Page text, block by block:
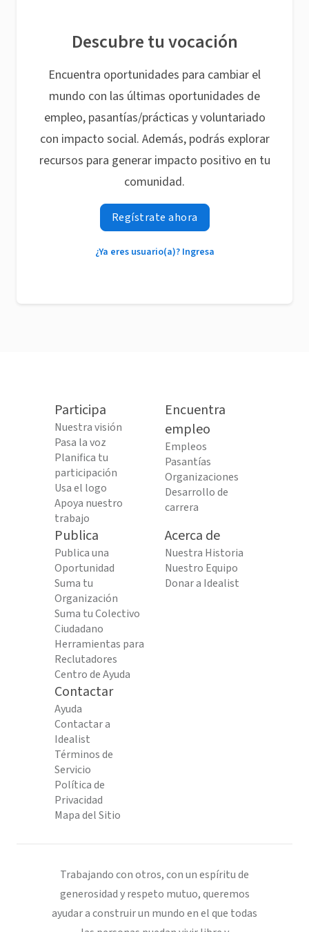
Descubre tu vocación
Encuentra oportunidades para cambiar el
mundo con las últimas oportunidades de
empleo, pasantías/prácticas y voluntariado
con impacto social. Además, podrás explorar
recursos para generar impacto positivo en tu
comunidad.
Regístrate ahora
¿Ya eres usuario(a)? Ingresa
Participa
Nuestra visión
Pasa la voz
Planifica tu
participación
Usa el logo
Apoya nuestro
trabajo
Encuentra
empleo
Empleos
Pasantías
Organizaciones
Desarrollo de
carrera
Publica
Publica una
Oportunidad
Suma tu
Organización
Suma tu Colectivo
Ciudadano
Herramientas para
Reclutadores
Centro de Ayuda
Acerca de
Nuestra Historia
Nuestro Equipo
Donar a Idealist
Contactar
Ayuda
Contactar a
Idealist
Términos de
Servicio
Política de
Privacidad
Mapa del Sitio
Trabajando con otros, con un espíritu de
generosidad y respeto mutuo, queremos
ayudar a construir un mundo en el que todas